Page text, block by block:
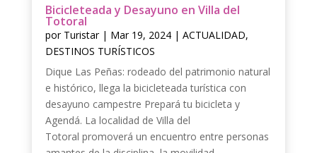
Bicicleteada y Desayuno en Villa del
Totoral
por Turistar| Mar 19, 2024| ACTUALIDAD,
DESTINOS TURÍSTICOS
Dique Las Peñas: rodeado del patrimonio natural
e histórico, llega la bicicleteada turística con
desayuno campestre Prepará tu bicicleta y
Agendá. La localidad de Villa del
Totoral promoverá un encuentro entre personas